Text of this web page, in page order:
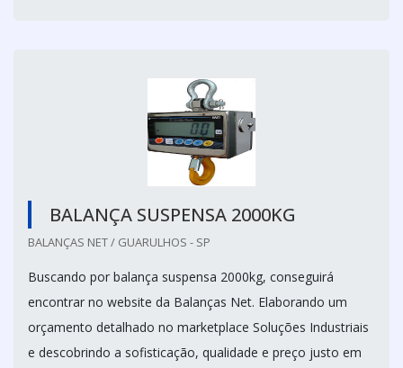
BALANÇA SUSPENSA 2000KG
BALANÇAS NET / GUARULHOS - SP
Buscando por balança suspensa 2000kg, conseguirá
encontrar no website da Balanças Net. Elaborando um
orçamento detalhado no marketplace Soluções Industriais
e descobrindo a sofisticação, qualidade e preço justo em